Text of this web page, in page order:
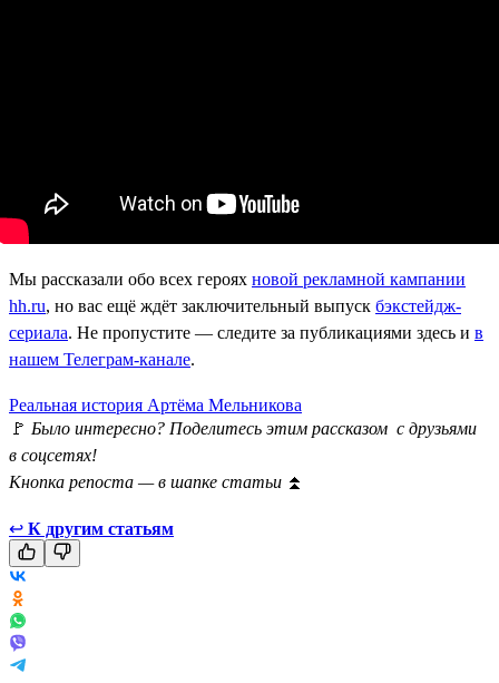
Мы рассказали обо всех героях новой рекламной кампании
hh.ru, но вас ещё ждёт заключительный выпуск бэкстейдж-
сериала. Не пропустите — следите за публикациями здесь и в
нашем Телеграм-канале.
Реальная история Артёма Мельникова
🚩 Было интересно? Поделитесь этим рассказом с друзьями
в соцсетях!
Кнопка репоста — в шапке статьи ⏫
↩ К другим статьям